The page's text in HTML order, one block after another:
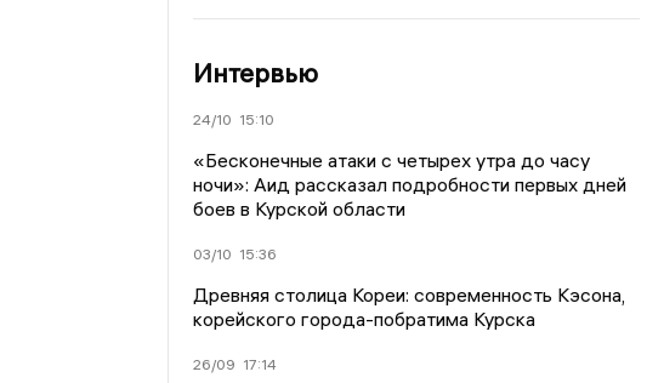
Интервью
24/10 15:10
«Бесконечные атаки с четырех утра до часу
ночи»: Аид рассказал подробности первых дней
боев в Курской области
03/10 15:36
Древняя столица Кореи: современность Кэсона,
корейского города-побратима Курска
26/09 17:14